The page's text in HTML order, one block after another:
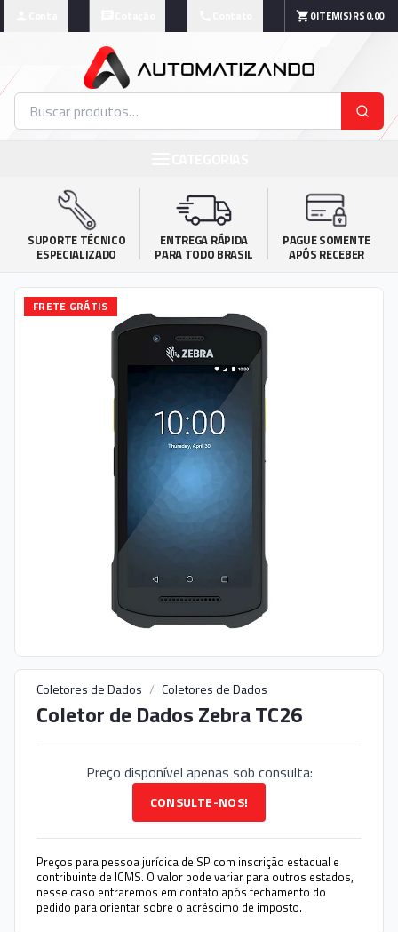
0ITEM(S)R$ 0,00
SUPORTE TÉCNICO
ESPECIALIZADO
ENTREGA RÁPIDA
PARA TODO BRASIL
PAGUE SOMENTE
APÓS RECEBER
FRETE GRÁTIS
Coletores de Dados / Coletores de Dados
Coletor de Dados Zebra TC26
Preço disponível apenas sob consulta:
CONSULTE-NOS!
Preços para pessoa jurídica de SP com inscrição estadual e
contribuinte de ICMS. O valor pode variar para outros estados,
nesse caso entraremos em contato após fechamento do
pedido para orientar sobre o acréscimo de imposto.